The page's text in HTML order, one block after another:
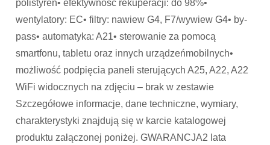
polistyren• efektywność rekuperacji: do 98%•
wentylatory: EC• filtry: nawiew G4, F7/wywiew G4• by-
pass• automatyka: A21• sterowanie za pomocą
smartfonu, tabletu oraz innych urządzeńmobilnych•
możliwość podpięcia paneli sterujących A25, A22, A22
WiFi widocznych na zdjęciu – brak w zestawie
Szczegółowe informacje, dane techniczne, wymiary,
charakterystyki znajdują się w karcie katalogowej
produktu załączonej poniżej. GWARANCJA2 lata